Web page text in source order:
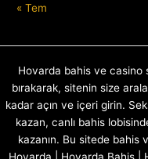
« Tem
Hovarda bahis ve casino
bırakarak, sitenin size
kadar açın ve içeri girin.
kazan, canlı bahis
kazanın. Bu sitede bahis